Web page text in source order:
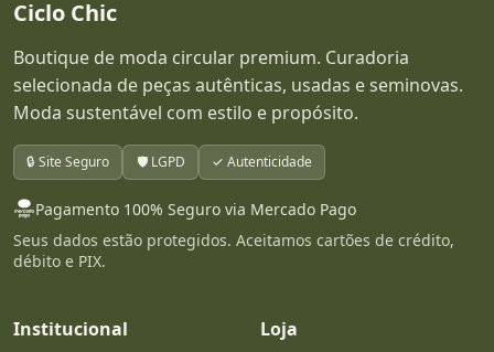
Ciclo Chic
Boutique de moda circular premium. Curadoria
selecionada de peças autênticas, usadas e seminovas.
Moda sustentável com estilo e propósito.
🔒 Site Seguro 🛡️ LGPD ✓ Autenticidade
Pagamento 100% Seguro via Mercado Pago
Seus dados estão protegidos. Aceitamos cartões de crédito,
débito e PIX.
Institucional
Loja